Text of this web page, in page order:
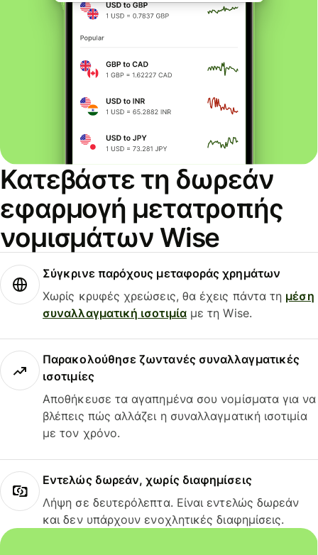
Κατεβάστε τη δωρεάν
εφαρμογή μετατροπής
νομισμάτων Wise
Σύγκρινε παρόχους μεταφοράς χρημάτων
Χωρίς κρυφές χρεώσεις, θα έχεις πάντα τη μέση
συναλλαγματική ισοτιμίαμε τη Wise.
Παρακολούθησε ζωντανές συναλλαγματικές
ισοτιμίες
Αποθήκευσε τα αγαπημένα σου νομίσματα για να
βλέπεις πώς αλλάζει η συναλλαγματική ισοτιμία
με τον χρόνο.
Εντελώς δωρεάν, χωρίς διαφημίσεις
Λήψη σε δευτερόλεπτα. Είναι εντελώς δωρεάν
και δεν υπάρχουν ενοχλητικές διαφημίσεις.